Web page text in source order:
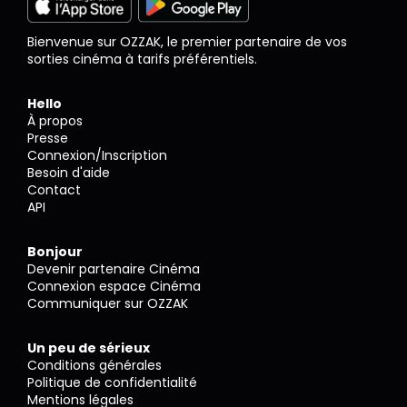
Bienvenue sur OZZAK, le premier partenaire de vos
sorties cinéma à tarifs préférentiels.
Hello
À propos
Presse
Connexion/Inscription
Besoin d'aide
Contact
API
Bonjour
Devenir partenaire Cinéma
Connexion espace Cinéma
Communiquer sur OZZAK
Un peu de sérieux
Conditions générales
Politique de confidentialité
Mentions légales